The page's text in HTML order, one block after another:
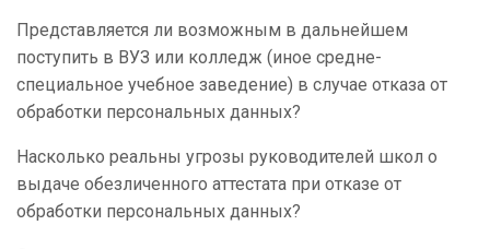
Представляется ли возможным в дальнейшем
поступить в ВУЗ или колледж (иное средне-
специальное учебное заведение) в случае отказа от
обработки персональных данных?
Насколько реальны угрозы руководителей школ о
выдаче обезличенного аттестата при отказе от
обработки персональных данных?